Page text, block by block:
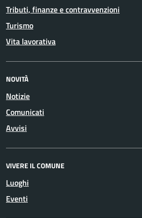
Tributi, finanze e contravvenzioni
Turismo
Vita lavorativa
NOVITÀ
Notizie
Comunicati
Avvisi
VIVERE IL COMUNE
Luoghi
Eventi